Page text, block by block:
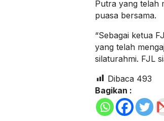
Putra yang telah
puasa bersama.
“Sebagai ketua
yang telah
silaturahmi. FJL
Dibaca 493
Bagikan :